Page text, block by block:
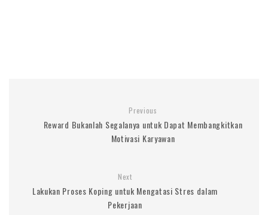
Previous
Reward Bukanlah Segalanya untuk Dapat Membangkitkan
Motivasi Karyawan
Next
Lakukan Proses Koping untuk Mengatasi Stres dalam
Pekerjaan